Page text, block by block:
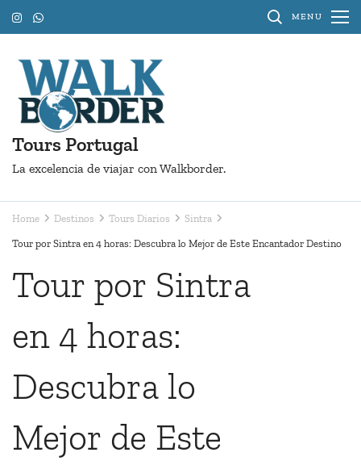
Skip
to
content
(Press
Enter)
MENU
Tours Portugal
La excelencia de viajar con Walkborder.
Home Destinos Tours Diarios Sintra
Tour por Sintra en 4 horas: Descubra lo Mejor de Este Encantador Destino
Tour por Sintra
en 4 horas:
Descubra lo
Mejor de Este